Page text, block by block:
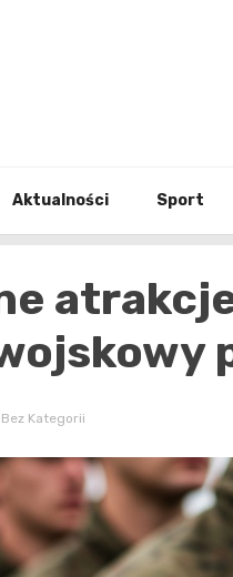
Aktualności Sport
Bez Kategorii